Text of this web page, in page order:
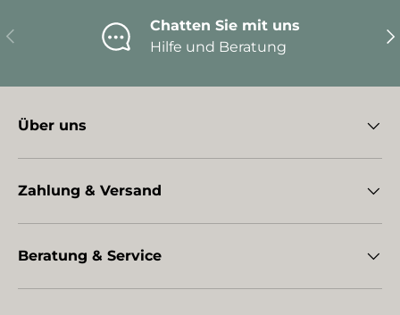
Vorherige
Chatten Sie mit uns
Hilfe und Beratung
Über uns
Zahlung & Versand
Beratung & Service